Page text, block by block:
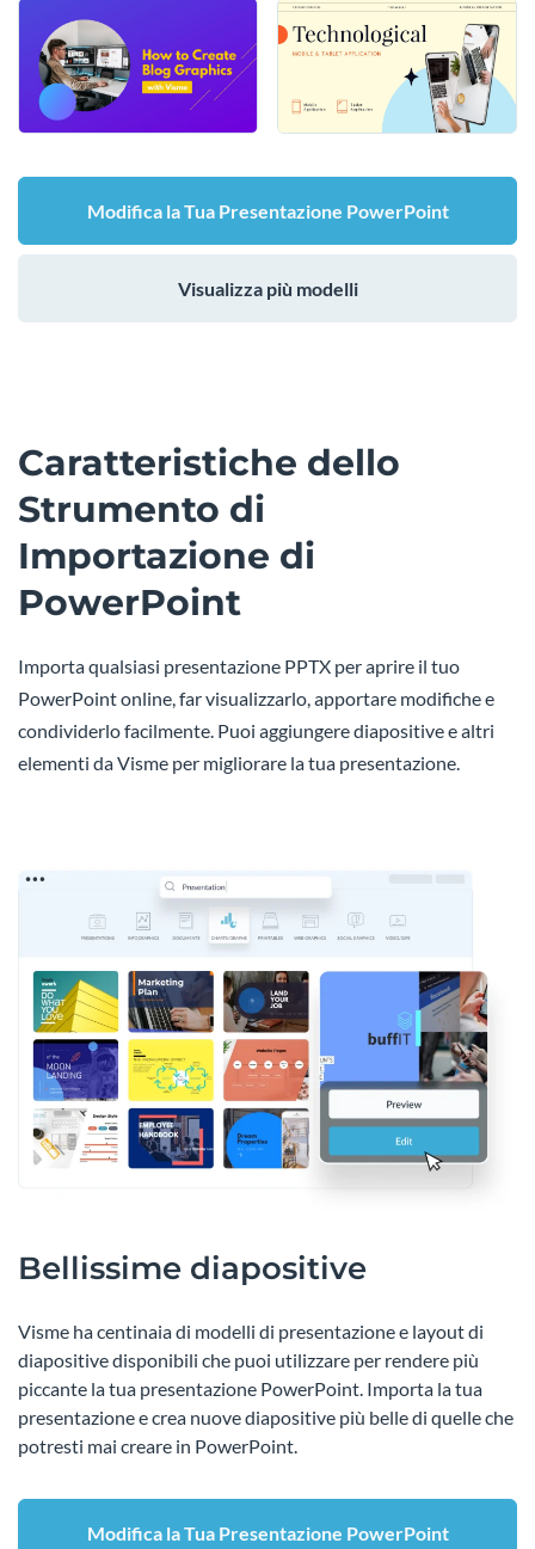
Modifica la Tua Presentazione PowerPoint
Visualizza più modelli
Caratteristiche dello
Strumento di
Importazione di
PowerPoint
Importa qualsiasi presentazione PPTX per aprire il tuo
PowerPoint online, far visualizzarlo, apportare modifiche e
condividerlo facilmente. Puoi aggiungere diapositive e altri
elementi da Visme per migliorare la tua presentazione.
Bellissime diapositive
Visme ha centinaia di modelli di presentazione e layout di
diapositive disponibili che puoi utilizzare per rendere più
piccante la tua presentazione PowerPoint. Importa la tua
presentazione e crea nuove diapositive più belle di quelle che
potresti mai creare in PowerPoint.
Modifica la Tua Presentazione PowerPoint